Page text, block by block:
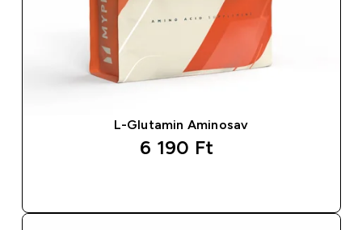
L-Glutamin Aminosav
6 190 Ft‎